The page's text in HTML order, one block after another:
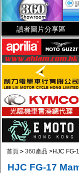
讀者圖片分享區
首頁 > 360產品 >HJC FG-
HJC FG-17